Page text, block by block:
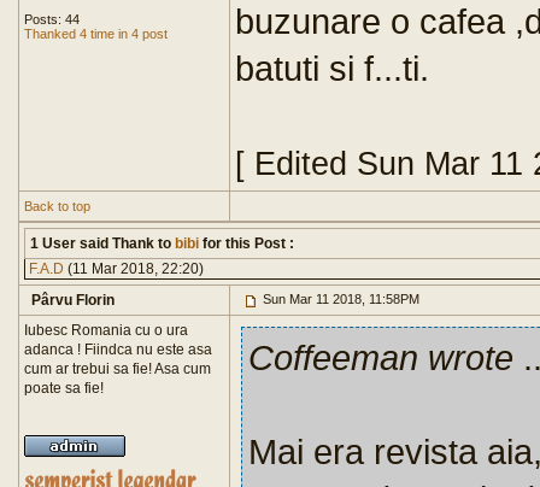
Posts: 44
Thanked 4 time in 4 post
buzunare o cafea
batuti si f...ti.
[ Edited Sun Mar 11
Back to top
1 User said Thank to bibi for this Post :
F.A.D (11 Mar 2018, 22:20)
Pârvu Florin
Sun Mar 11 2018, 11:58PM
Iubesc Romania cu o ura
adanca ! Fiindca nu este asa
cum ar trebui sa fie! Asa cum
poate sa fie!
Coffeeman wrote
Mai era revista